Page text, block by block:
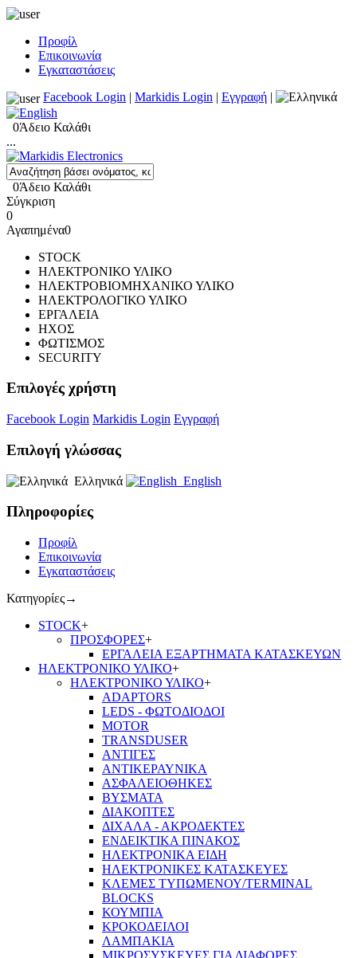
Προφίλ
Επικοινωνία
Εγκαταστάσεις
Facebook Login | Markidis Login | Εγγραφή |
0Άδειο Καλάθι
...
0Άδειο Καλάθι
Σύγκριση
0
Αγαπημένα0
STOCK
ΗΛΕΚΤΡΟΝΙΚΟ ΥΛΙΚΟ
ΗΛΕΚΤΡΟΒΙΟΜΗΧΑΝΙΚΟ ΥΛΙΚΟ
ΗΛΕΚΤΡΟΛΟΓΙΚΟ ΥΛΙΚΟ
ΕΡΓΑΛΕΙΑ
ΗΧΟΣ
ΦΩΤΙΣΜΟΣ
SECURITY
Επιλογές χρήστη
Facebook Login Markidis Login Εγγραφή
Επιλογή γλώσσας
Ελληνικά English
Πληροφορίες
Προφίλ
Επικοινωνία
Εγκαταστάσεις
Κατηγορίες→
STOCK+
ΠΡΟΣΦΟΡΕΣ+
ΕΡΓΑΛΕΙΑ ΕΞΑΡΤΗΜΑΤΑ ΚΑΤΑΣΚΕΥΩΝ
ΗΛΕΚΤΡΟΝΙΚΟ ΥΛΙΚΟ+
ΗΛΕΚΤΡΟΝΙΚΟ ΥΛΙΚΟ+
ADAPTORS
LEDS - ΦΩΤΟΔΙΟΔΟΙ
MOTOR
TRANSDUSER
ΑΝΤΙΓΕΣ
ΑΝΤΙΚΕΡΑΥΝΙΚΑ
ΑΣΦΑΛΕΙΟΘΗΚΕΣ
ΒΥΣΜΑΤΑ
ΔΙΑΚΟΠΤΕΣ
ΔΙΧΑΛΑ - ΑΚΡΟΔΕΚΤΕΣ
ΕΝΔΕΙΚΤΙΚΑ ΠΙΝΑΚΟΣ
ΗΛΕΚΤΡΟΝΙΚΑ ΕΙΔΗ
ΗΛΕΚΤΡΟΝΙΚΕΣ ΚΑΤΑΣΚΕΥΕΣ
ΚΛΕΜΕΣ ΤΥΠΩΜΕΝΟΥ/TERMINAL
BLOCKS
ΚΟΥΜΠΙΑ
ΚΡΟΚΟΔΕΙΛΟΙ
ΛΑΜΠΑΚΙΑ
ΜΙΚΡΟΣΥΣΚΕΥΕΣ ΓΙΑ ΔΙΑΦΟΡΕΣ